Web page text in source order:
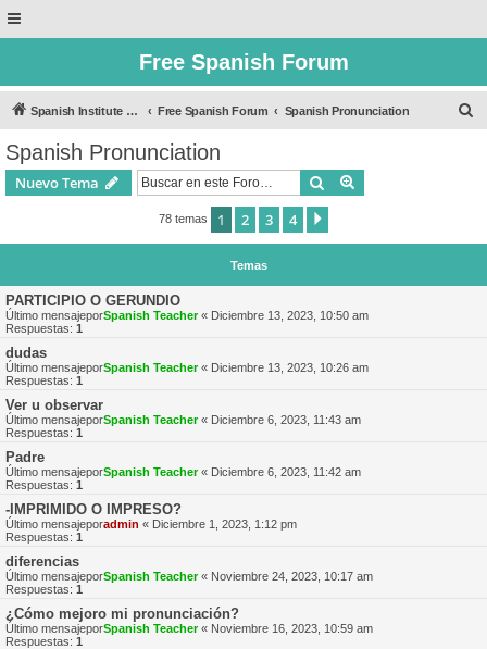
Free Spanish Forum
Spanish Institute of Puebla Free Spanish Forum Spanish Pronunciation
Spanish Pronunciation
Nuevo Tema Buscar
78 temas 1 2 3 4
Temas
PARTICIPIO O GERUNDIO
Último mensajeporSpanish Teacher« Diciembre 13, 2023, 10:50 am
Respuestas: 1
dudas
Último mensajeporSpanish Teacher« Diciembre 13, 2023, 10:26 am
Respuestas: 1
Ver u observar
Último mensajeporSpanish Teacher« Diciembre 6, 2023, 11:43 am
Respuestas: 1
Padre
Último mensajeporSpanish Teacher« Diciembre 6, 2023, 11:42 am
Respuestas: 1
-IMPRIMIDO O IMPRESO?
Último mensajeporadmin « Diciembre 1, 2023, 1:12 pm
Respuestas: 1
diferencias
Último mensajeporSpanish Teacher« Noviembre 24, 2023, 10:17 am
Respuestas: 1
¿Cómo mejoro mi pronunciación?
Último mensajeporSpanish Teacher« Noviembre 16, 2023, 10:59 am
Respuestas: 1